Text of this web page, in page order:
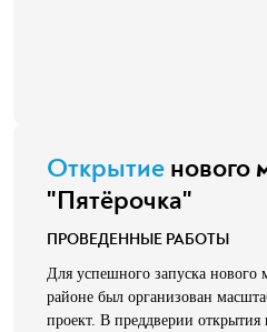
Открытие нового
"Пятёрочка"
ПРОВЕДЕННЫЕ РАБОТЫ
Для успешного запуска нового
районе был организован
проект. В преддверии